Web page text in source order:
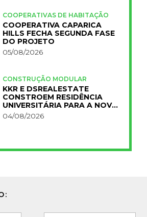
COOPERATIVAS DE HABITAÇÃO
COOPERATIVA CAPARICA
HILLS FECHA SEGUNDA FASE
DO PROJETO
05/08/2026
CONSTRUÇÃO MODULAR
KKR E DSREALESTATE
CONSTROEM RESIDÊNCIA
UNIVERSITÁRIA PARA A NOVA
FCT
04/08/2026